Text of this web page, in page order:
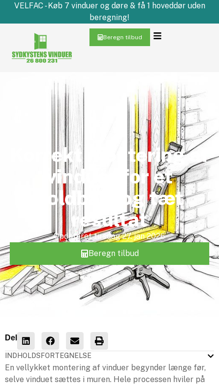
VELFAC - Køb 7 vinduer og døre & få 1 hoveddør uden
beregning!
Beregn tilbud
Korrekt montering af
vinduer for et
holdbart og tæt
resultat
Opdateret tirsdag 27. jan 2026
Beregn tilbud
Del
INDHOLDSFORTEGNELSE
En vellykket montering af vinduer begynder længe før,
selve vinduet sættes i muren. Hele processen hviler på